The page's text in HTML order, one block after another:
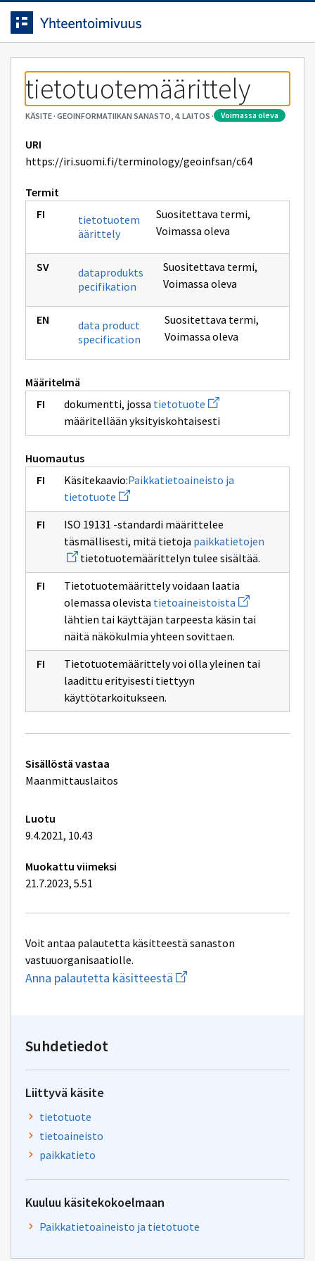
Siirrytty
sivulle
Siirry suoraan sisältöön.
tietotuotemäärittely
KÄSITE· GEOINFORMATIIKAN SANASTO, 4. LAITOS · voimassa oleva
URI
https://iri.suomi.fi/terminology/geoinfsan/c64
Termit
tietotuotem
äärittely
Suositettava termi,
Voimassa oleva
dataprodukts
pecifikation
Suositettava termi,
Voimassa oleva
data product
specification
Suositettava termi,
Voimassa oleva
Määritelmä
dokumentti, jossa tietotuote Avaa
uuden
ikkunan
sivulle
määritellään yksityiskohtaisesti
Huomautus
Käsitekaavio:Paikkatietoaineisto ja
tietotuote Avaa
uuden
ikkunan
sivulle
Paikkatietoaineisto
ja
tietotuote
ISO 19131 -standardi määrittelee
täsmällisesti, mitä tietoja paikkatietojen
sivulle
tietotuotemäärittelyn tulee sisältää.
Tietotuotemäärittely voidaan laatia
olemassa olevista tietoaineistoista Avaa
uuden
ikkunan
lähtien tai käyttäjän tarpeesta käsin tai
näitä näkökulmia yhteen sovittaen.
Tietotuotemäärittely voi olla yleinen tai
laadittu erityisesti tiettyyn
käyttötarkoitukseen.
Tekniset
lisätiedot
Sisällöstä vastaa
Maanmittauslaitos
Luotu
9.4.2021, 10.43
Muokattu viimeksi
21.7.2023, 5.51
Voit antaa palautetta käsitteestä sanaston
vastuuorganisaatiolle.
Anna palautetta käsitteestä Aloita
uuden
Suhdetiedot
Liittyvä käsite
tietotuote
tietoaineisto
paikkatieto
Kuuluu käsitekokoelmaan
Paikkatietoaineisto ja tietotuote